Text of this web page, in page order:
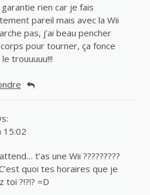
garantie rien car je fais
pareil mais avec la Wii
pas, j’ai beau pencher
pour tourner, ça fonce
trouuuuu!!!
15:02
t’as une Wii ?????????
quoi tes horaires que je
toi ?!?!? =D